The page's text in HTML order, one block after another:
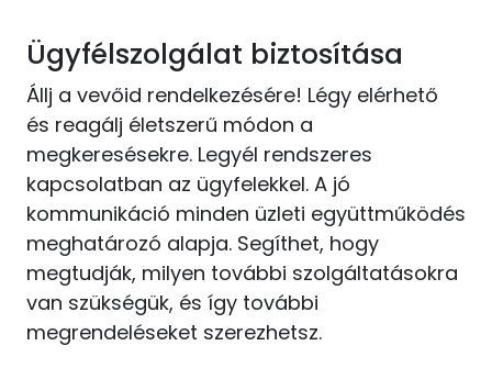
Ügyfélszolgálat biztosítása
Állj a vevőid rendelkezésére! Légy elérhető
és reagálj életszerű módon a
megkeresésekre. Legyél rendszeres
kapcsolatban az ügyfelekkel. A jó
kommunikáció minden üzleti együttműködés
meghatározó alapja. Segíthet, hogy
megtudják, milyen további szolgáltatásokra
van szükségük, és így további
megrendeléseket szerezhetsz.